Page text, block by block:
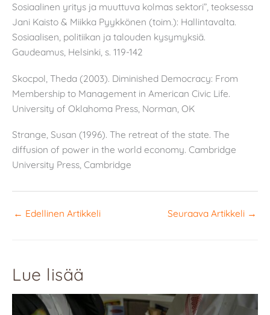
Sosiaalinen yritys ja muuttuva kolmas sektori”, teoksessa
Jani Kaisto & Miikka Pyykkönen (toim.): Hallintavalta.
Sosiaalisen, politiikan ja talouden kysymyksiä.
Gaudeamus, Helsinki, s. 119-142
Skocpol, Theda (2003). Diminished Democracy: From
Membership to Management in American Civic Life.
University of Oklahoma Press, Norman, OK
Strange, Susan (1996). The retreat of the state. The
diffusion of power in the world economy. Cambridge
University Press, Cambridge
← Edellinen Artikkeli Seuraava Artikkeli →
Lue lisää